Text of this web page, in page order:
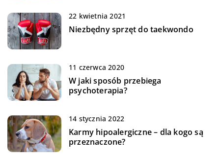
22 kwietnia 2021
Niezbędny sprzęt do taekwondo
11 czerwca 2020
W jaki sposób przebiega
psychoterapia?
14 stycznia 2022
Karmy hipoalergiczne – dla kogo są
przeznaczone?